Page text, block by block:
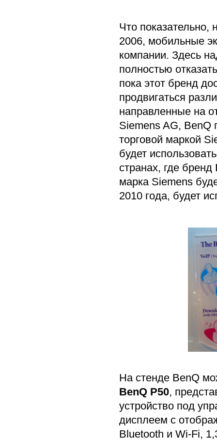
Что показательно,
2006, мобильные
компании. Здесь
полностью
пока этот бренд
продвигаться
направленные на
Siemens AG, BenQ
торговой маркой
будет
странах, где
марка Siemens
2010 года, будет
На стенде BenQ
BenQ P50,
устройство под
дисплеем с
Bluetooth и Wi-Fi,